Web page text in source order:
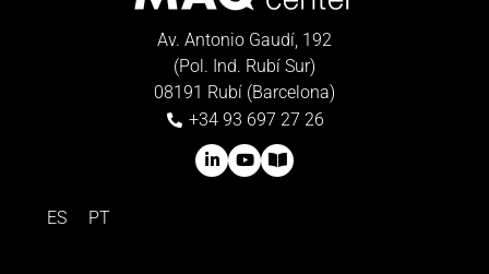
Av. Antonio Gaudí, 192
(Pol. Ind. Rubí Sur)
08191 Rubí (Barcelona)
+34 93 697 27 26
ES PT